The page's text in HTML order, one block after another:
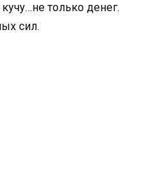
только денег.
сил.